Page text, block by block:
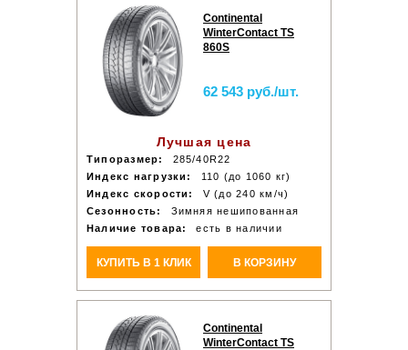
Continental
WinterContact TS
860S
62 543 руб./шт.
Лучшая цена
Типоразмер:
285/40R22
Индекс нагрузки:
110 (до 1060 кг)
Индекс скорости:
V (до 240 км/ч)
Сезонность:
Зимняя нешипованная
Наличие товара:
есть в наличии
КУПИТЬ В 1 КЛИК В КОРЗИНУ
Continental
WinterContact TS